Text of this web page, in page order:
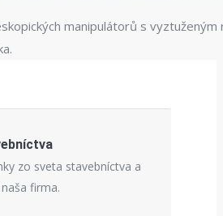
manipulátorů s
zo sveta stavebníctva a
firma.